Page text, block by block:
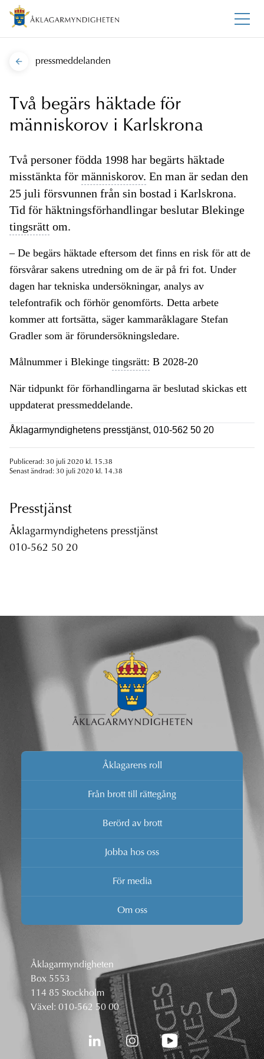
pressmeddelanden
Två begärs häktade för
människorov i Karlskrona
Två personer födda 1998 har begärts häktade
misstänkta för människorov. En man är sedan den
25 juli försvunnen från sin bostad i Karlskrona.
Tid för häktningsförhandlingar beslutar Blekinge
tingsrätt om.
– De begärs häktade eftersom det finns en risk för att de
försvårar sakens utredning om de är på fri fot. Under
dagen har tekniska undersökningar, analys av
telefontrafik och förhör genomförts. Detta arbete
kommer att fortsätta, säger kammaråklagare Stefan
Gradler som är förundersökningsledare.
Målnummer i Blekinge tingsrätt: B 2028-20
När tidpunkt för förhandlingarna är beslutad skickas ett
uppdaterat pressmeddelande.
Åklagarmyndighetens presstjänst, 010-562 50 20
Publicerad: 30 juli 2020 kl. 15.38
Senast ändrad: 30 juli 2020 kl. 14.38
Presstjänst
Åklagarmyndighetens presstjänst
010-562 50 20
Åklagarens roll
Från brott till rättegång
Berörd av brott
Jobba hos oss
För media
Om oss
Åklagarmyndigheten
Box 5553
114 85 Stockholm
Växel: 010-562 50 00